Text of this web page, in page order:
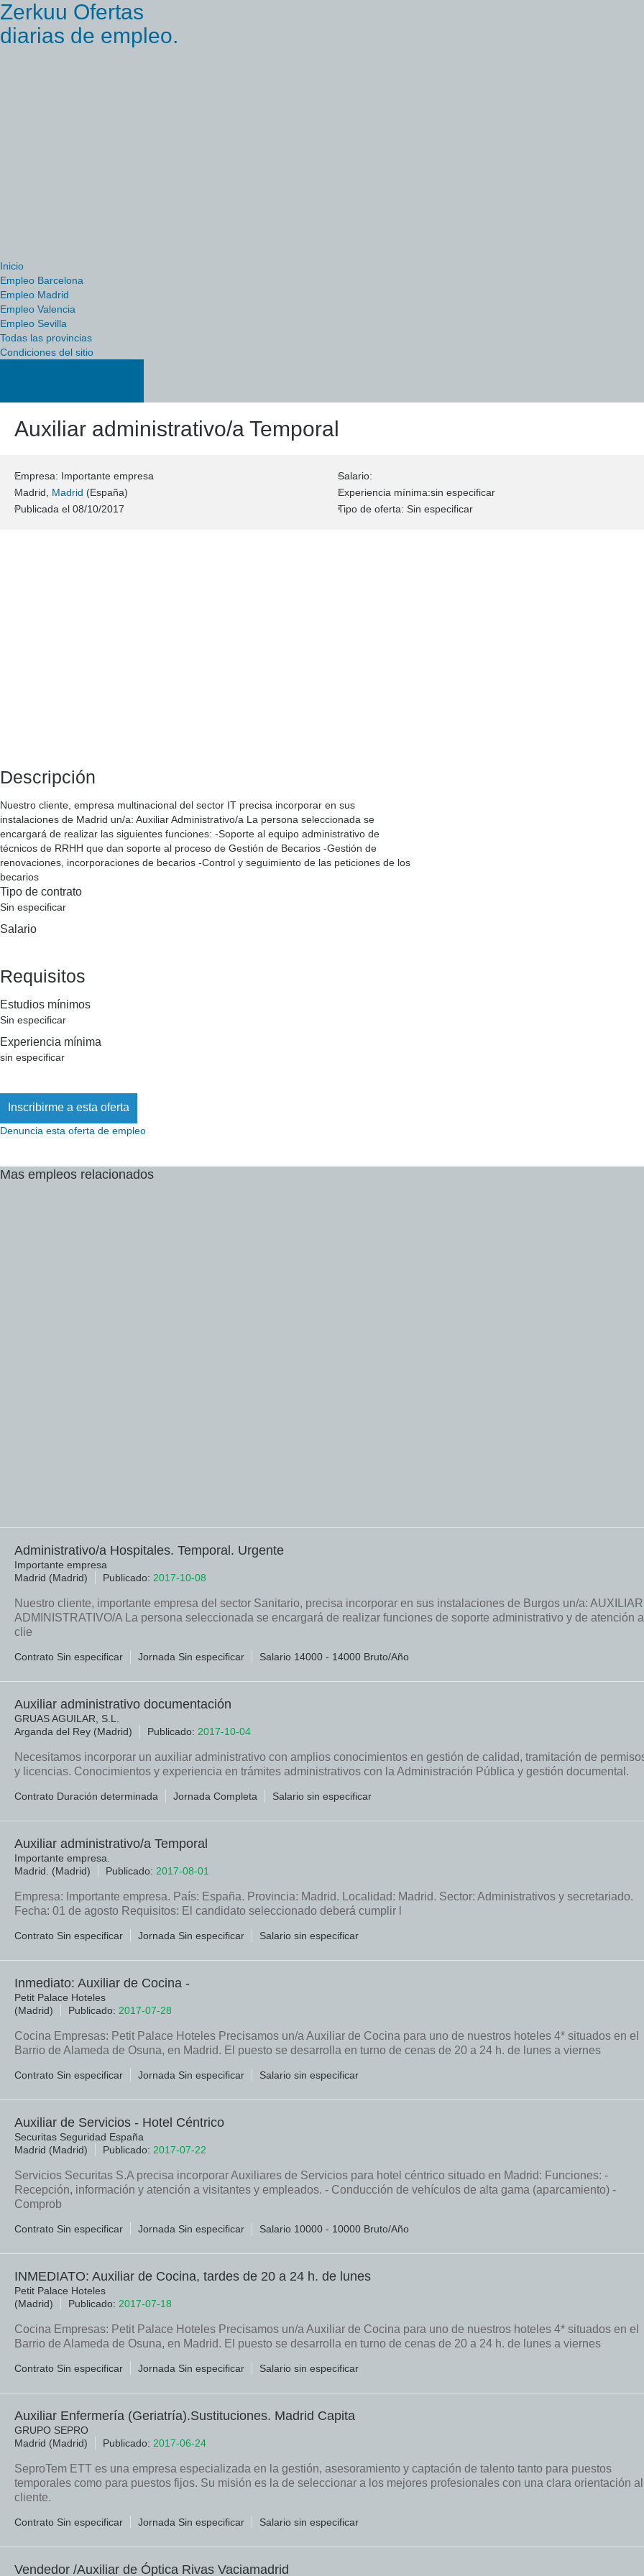
Zerkuu Ofertas
diarias de empleo.
Inicio
Empleo Barcelona
Empleo Madrid
Empleo Valencia
Empleo Sevilla
Todas las provincias
Condiciones del sitio
Auxiliar administrativo/a Temporal
Empresa: Importante empresa
Madrid, Madrid (España)
Publicada el 08/10/2017
Salario:
Experiencia mínima:sin especificar
Tipo de oferta: Sin especificar
Descripción
Nuestro cliente, empresa multinacional del sector IT precisa incorporar en sus
instalaciones de Madrid un/a: Auxiliar Administrativo/a La persona seleccionada se
encargará de realizar las siguientes funciones: -Soporte al equipo administrativo de
técnicos de RRHH que dan soporte al proceso de Gestión de Becarios -Gestión de
renovaciones, incorporaciones de becarios -Control y seguimiento de las peticiones de los
becarios
Tipo de contrato
Sin especificar
Salario
Requisitos
Estudios mínimos
Sin especificar
Experiencia mínima
sin especificar
Denuncia esta oferta de empleo
Mas empleos relacionados
Administrativo/a Hospitales. Temporal. Urgente
Importante empresa
Madrid (Madrid)
Publicado: 2017-10-08
Nuestro cliente, importante empresa del sector Sanitario, precisa incorporar en sus instalaciones de Burgos un/a: AUXILIAR
ADMINISTRATIVO/A La persona seleccionada se encargará de realizar funciones de soporte administrativo y de atención
clie
Contrato Sin especificar Jornada Sin especificar Salario 14000 - 14000 Bruto/Año
Auxiliar administrativo documentación
GRUAS AGUILAR, S.L.
Arganda del Rey (Madrid)
Publicado: 2017-10-04
Necesitamos incorporar un auxiliar administrativo con amplios conocimientos en gestión de calidad, tramitación de
y licencias. Conocimientos y experiencia en trámites administrativos con la Administración Pública y gestión documental.
Contrato Duración determinada Jornada Completa Salario sin especificar
Auxiliar administrativo/a Temporal
Importante empresa.
Madrid. (Madrid)
Publicado: 2017-08-01
Empresa: Importante empresa. País: España. Provincia: Madrid. Localidad: Madrid. Sector: Administrativos y secretariado.
Fecha: 01 de agosto Requisitos: El candidato seleccionado deberá cumplir l
Contrato Sin especificar Jornada Sin especificar Salario sin especificar
Inmediato: Auxiliar de Cocina -
Petit Palace Hoteles
(Madrid)
Publicado: 2017-07-28
Cocina Empresas: Petit Palace Hoteles Precisamos un/a Auxiliar de Cocina para uno de nuestros hoteles 4* situados en el
Barrio de Alameda de Osuna, en Madrid. El puesto se desarrolla en turno de cenas de 20 a 24 h. de lunes a viernes
Contrato Sin especificar Jornada Sin especificar Salario sin especificar
Auxiliar de Servicios - Hotel Céntrico
Securitas Seguridad España
Madrid (Madrid)
Publicado: 2017-07-22
Servicios Securitas S.A precisa incorporar Auxiliares de Servicios para hotel céntrico situado en Madrid: Funciones: -
Recepción, información y atención a visitantes y empleados. - Conducción de vehículos de alta gama (aparcamiento) -
Comprob
Contrato Sin especificar Jornada Sin especificar Salario 10000 - 10000 Bruto/Año
INMEDIATO: Auxiliar de Cocina, tardes de 20 a 24 h. de lunes
Petit Palace Hoteles
(Madrid)
Publicado: 2017-07-18
Cocina Empresas: Petit Palace Hoteles Precisamos un/a Auxiliar de Cocina para uno de nuestros hoteles 4* situados en el
Barrio de Alameda de Osuna, en Madrid. El puesto se desarrolla en turno de cenas de 20 a 24 h. de lunes a viernes
Contrato Sin especificar Jornada Sin especificar Salario sin especificar
Auxiliar Enfermería (Geriatría).Sustituciones. Madrid Capita
GRUPO SEPRO
Madrid (Madrid)
Publicado: 2017-06-24
SeproTem ETT es una empresa especializada en la gestión, asesoramiento y captación de talento tanto para puestos
temporales como para puestos fijos. Su misión es la de seleccionar a los mejores profesionales con una clara orientación al
cliente.
Contrato Sin especificar Jornada Sin especificar Salario sin especificar
Vendedor /Auxiliar de Óptica Rivas Vaciamadrid